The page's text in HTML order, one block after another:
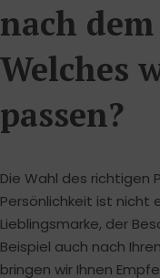
nach
Welches
passen?
Die Wahl des
Persönlichkeit ist nicht
Lieblingsmarke, der
Beispiel auch nach
bringen wir Ihnen